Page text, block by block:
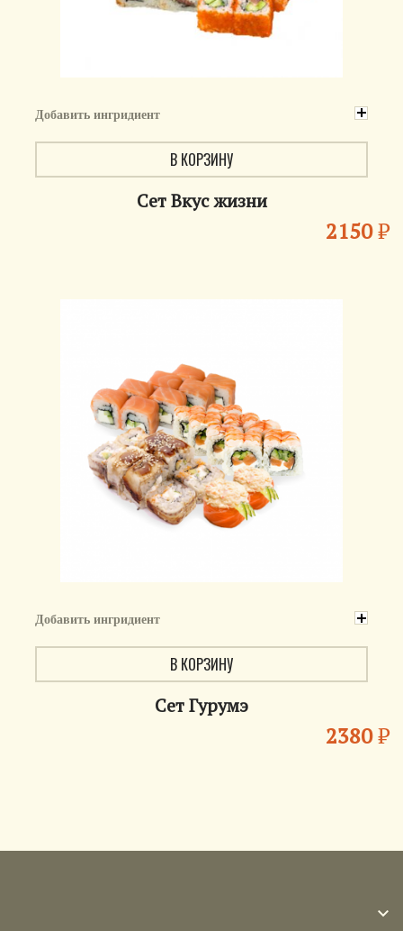
Добавить ингридиент
В КОРЗИНУ
Сет Вкус жизни
2150₽
Добавить ингридиент
В КОРЗИНУ
Сет Гурумэ
2380₽
